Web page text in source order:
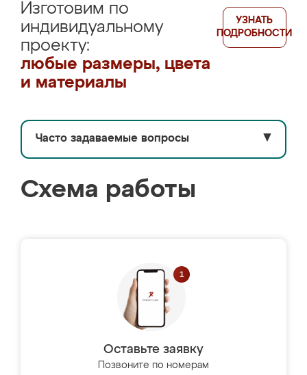
Изготовим по
индивидуальному
проекту:
любые размеры, цвета
и материалы
УЗНАТЬ
ПОДРОБНОСТИ
Часто задаваемые вопросы ▼
Схема работы
Оставьте заявку
Позвоните по номерам